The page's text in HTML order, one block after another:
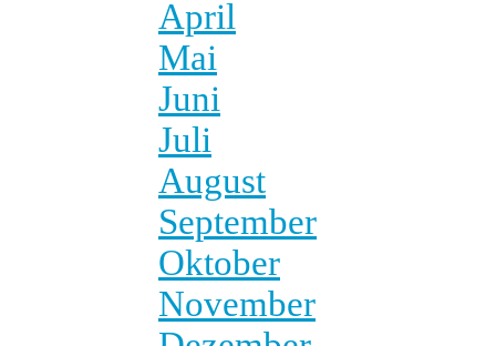
April
Mai
Juni
Juli
August
September
Oktober
November